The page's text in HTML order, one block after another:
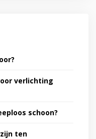
verlichting
schoon?
ten